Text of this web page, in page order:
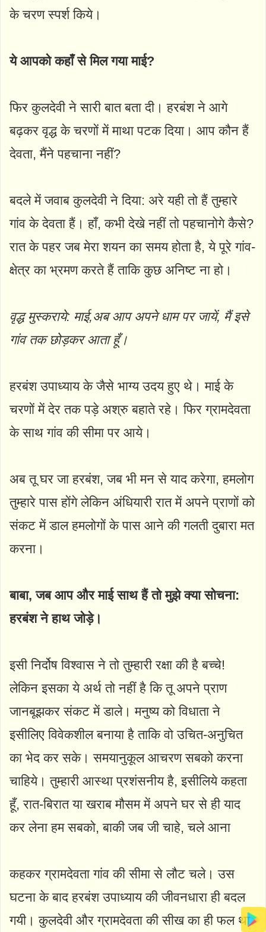
के चरण स्पर्श किये।
ये आपको कहाँ से मिल गया माई?
फिर कुलदेवी ने सारी बात बता दी। हरबंश ने आगे
बढ़कर वृद्ध के चरणों में माथा पटक दिया। आप कौन हैं
देवता, मैंने पहचाना नहीं?
बदले में जवाब कुलदेवी ने दिया: अरे यही तो हैं तुम्हारे
गांव के देवता हैं। हाँ, कभी देखे नहीं तो पहचानोगे कैसे?
रात के पहर जब मेरा शयन का समय होता है, ये पूरे गांव-
क्षेत्र का भ्रमण करते हैं ताकि कुछ अनिष्ट ना हो।
वृद्ध मुस्कराये: माई,अब आप अपने धाम पर जायें, मैं इसे
गांव तक छोड़कर आता हूँ।
हरबंश उपाध्याय के जैसे भाग्य उदय हुए थे। माई के
चरणों में देर तक पड़े अश्रु बहाते रहे। फिर ग्रामदेवता
के साथ गांव की सीमा पर आये।
अब तू घर जा हरबंश, जब भी मन से याद करेगा, हमलोग
तुम्हारे पास होंगे लेकिन अंधियारी रात में अपने प्राणों को
संकट में डाल हमलोगों के पास आने की गलती दुबारा मत
करना।
बाबा, जब आप और माई साथ हैं तो मुझे क्या सोचना:
हरबंश ने हाथ जोड़े।
इसी निर्दोष विश्वास ने तो तुम्हारी रक्षा की है बच्चे!
लेकिन इसका ये अर्थ तो नहीं है कि तू अपने प्राण
जानबूझकर संकट में डाले। मनुष्य को विधाता ने
इसीलिए विवेकशील बनाया है ताकि वो उचित-अनुचित
का भेद कर सके। समयानुकूल आचरण सबको करना
चाहिये। तुम्हारी आस्था प्रशंसनीय है, इसीलिये कहता
हूँ, रात-बिरात या खराब मौसम में अपने घर से ही याद
कर लेना हम सबको, बाकी जब जी चाहे, चले आना
कहकर ग्रामदेवता गांव की सीमा से लौट चले। उस
घटना के बाद हरबंश उपाध्याय की जीवनधारा ही बदल
गयी। कुलदेवी और ग्रामदेवता की सीख का ही फल था